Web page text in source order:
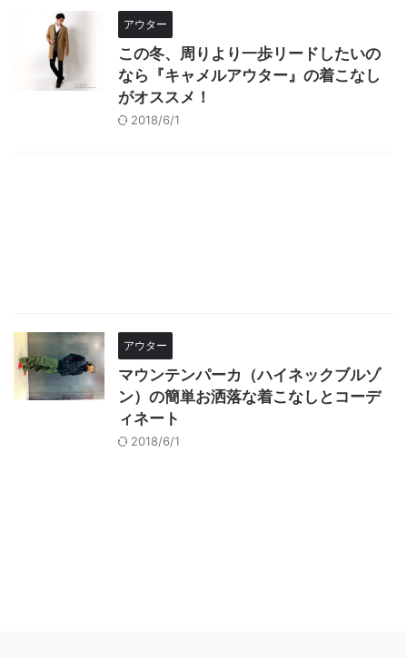
アウター
この冬、周りより一歩リードしたいの
なら『キャメルアウター』の着こなし
がオススメ！
2018/6/1
アウター
マウンテンパーカ（ハイネックブルゾ
ン）の簡単お洒落な着こなしとコーデ
ィネート
2018/6/1